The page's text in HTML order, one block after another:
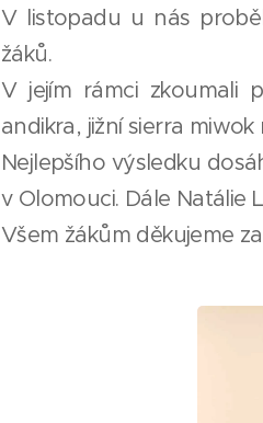
V listopadu u nás
žáků.
V jejím rámci zkoumali
andikra, jižní sierra
Nejlepšího výsledku
v Olomouci. Dále Natálie
Všem žákům děkujeme